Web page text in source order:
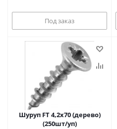
Под заказ
Шуруп FT 4,2х70 (дерево)
(250шт/уп)